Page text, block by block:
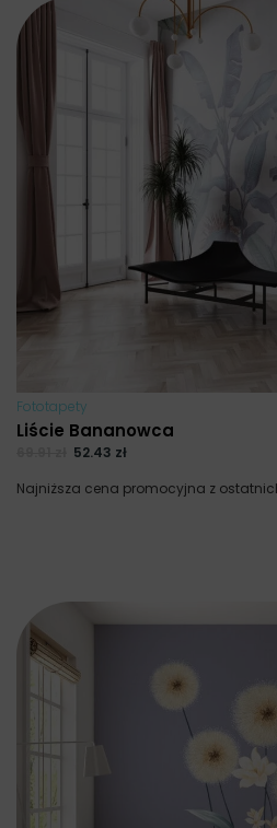
Fototapety
Liście Bananowca
52.43 zł
Najniższa cena promocyjna z